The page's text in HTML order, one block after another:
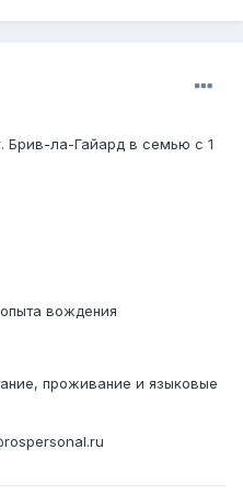
Брив-ла-Гайард в семью с 1
вождения
проживание и языковые